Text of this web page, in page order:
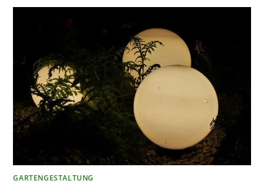
ERSTELLEN
GARTENGESTALTUNG